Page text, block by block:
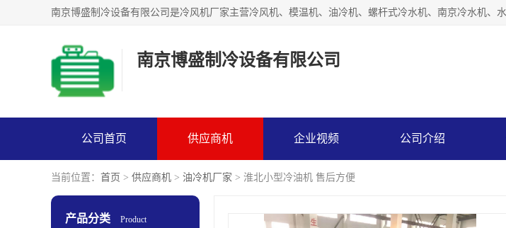
南京博盛制冷设备有限公司
公司首页 供应商机 企业视频 公司介绍
当前位置： 首页 > 供应商机 > 油冷机厂家 > 淮北小型冷油机 售后方便
产品分类 Product